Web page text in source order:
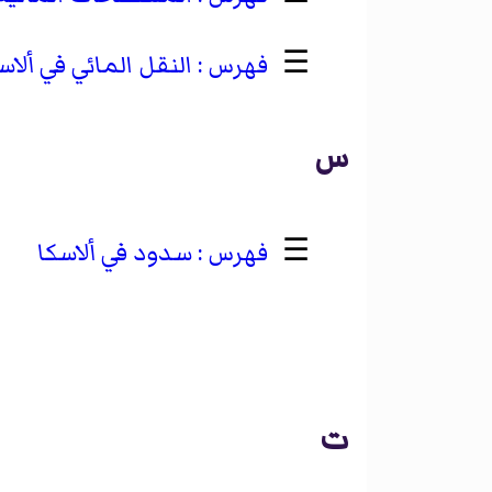
☰
النقل المائي في
س
☰ سدود في ألاسكا
ت